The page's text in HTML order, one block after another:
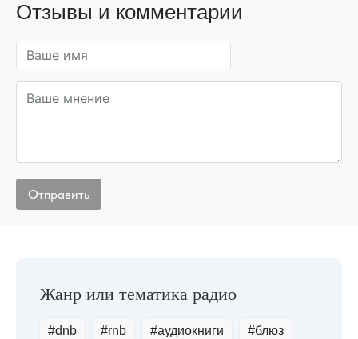
Отзывы и комментарии
#dnb #rnb #аудиокниги #блюз